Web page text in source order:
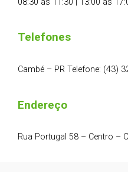
Telefones
Cambé – PR Telefone: (43)
Endereço
Rua Portugal 58 – Centro –